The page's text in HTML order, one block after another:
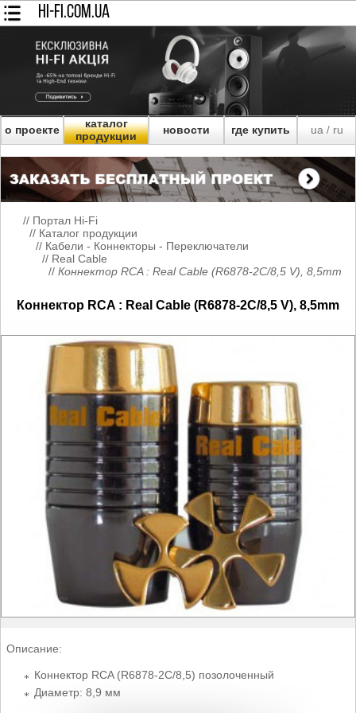
HI-FI.COM.UA
о проекте
каталог
продукции
новости где купить ua/ ru
// Портал Hi-Fi
// Каталог продукции
// Кабели - Коннекторы - Переключатели
// Real Cable
// Коннектор RCA : Real Cable (R6878-2C/8,5 V), 8,5mm
Коннектор RCA : Real Cable (R6878-2C/8,5 V), 8,5mm
Описание:
Коннектор RCA (R6878-2C/8,5) позолоченный
Диаметр: 8,9 мм